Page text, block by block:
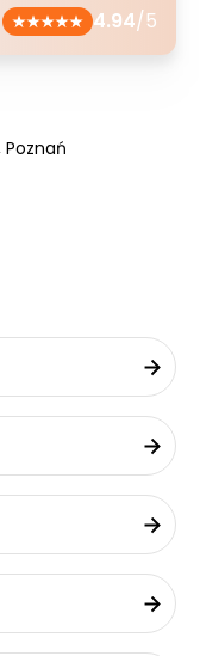
4.94/5
Poznań